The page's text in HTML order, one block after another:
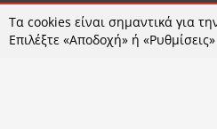
Ωράριο
Τα cookies είναι σημαντικά για
Επιλέξτε «Αποδοχή» ή